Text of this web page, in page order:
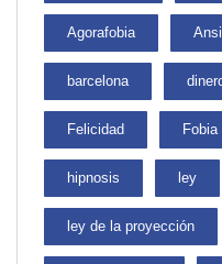
Agorafobia
barcelona
Felicidad Fobia
hipnosis ley
ley de la proyección